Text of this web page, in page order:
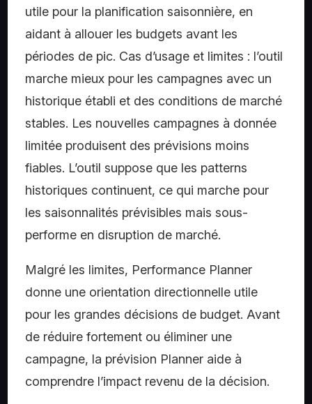
utile pour la planification saisonnière, en
aidant à allouer les budgets avant les
périodes de pic. Cas d’usage et limites : l’outil
marche mieux pour les campagnes avec un
historique établi et des conditions de marché
stables. Les nouvelles campagnes à donnée
limitée produisent des prévisions moins
fiables. L’outil suppose que les patterns
historiques continuent, ce qui marche pour
les saisonnalités prévisibles mais sous-
performe en disruption de marché.
Malgré les limites, Performance Planner
donne une orientation directionnelle utile
pour les grandes décisions de budget. Avant
de réduire fortement ou éliminer une
campagne, la prévision Planner aide à
comprendre l’impact revenu de la décision.